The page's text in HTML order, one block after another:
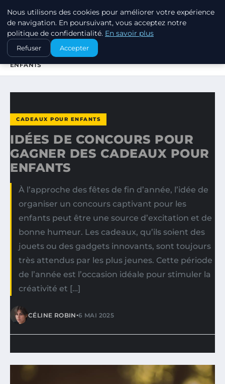
SWISSTALES
ACCUEIL
CADEAUX POUR ENFANTS
IDÉES DE CONCOURS POUR GAGNER DES CADEAUX POUR
ENFANTS
CADEAUX POUR ENFANTS
IDÉES DE CONCOURS POUR
GAGNER DES CADEAUX POUR
ENFANTS
À l’approche des fêtes de fin d’année, l’idée de
organiser un concours captivant pour les
enfants peut être une source d’excitation et de
bonne humeur. Les cadeaux, qu’ils soient des
jouets ou des gadgets innovants, sont toujours
très attendus par les plus jeunes. Cette période
de l’année est l’occasion idéale pour stimuler la
créativité et […]
CÉLINE ROBIN•6 MAI 2025
Nous utilisons des cookies pour améliorer votre expérience
de navigation. En poursuivant, vous acceptez notre
politique de confidentialité. En savoir plus
Refuser Accepter